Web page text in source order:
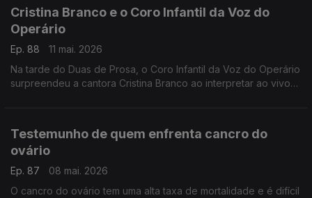
Cristina Branco e o Coro Infantil da Voz do
Operário
Ep. 88
11 mai. 2026
Na tarde do Duas de Prosa, o Coro Infantil da Voz do Operário
surpreendeu a cantora Cristina Branco ao interpretar ao vivo
Testemunho de quem enfrenta cancro do
ovário
Ep. 87
08 mai. 2026
O cancro do ovário tem uma alta taxa de mortalidade e é difícil